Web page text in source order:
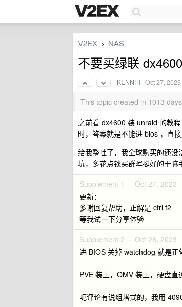
V2EX › NAS
不要买绿联
KENNHI ·Oct 27, 2023
This topic created in 1013
之前看 dx4600 装 unraid 的教
时，答案就是不能进 bios ，直接
给我整吐了，我全球购买的还
坑，多花点钱买群晖挺好的干嘛
Supplement 1 · Oct 27, 2023
更新：
多谢回复帮助，正解是 ctrl f2
等我试一下分享体验
Supplement 2 · Oct 28, 2023
进 BIOS 关掉 watchdog 就是正
PVE 装上，OMV 装上，硬盘
呃评论有说组塔式的，我用